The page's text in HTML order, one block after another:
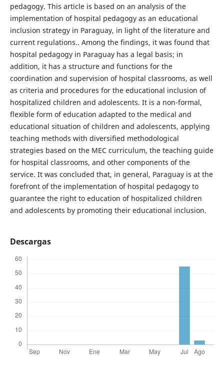
pedagogy. This article is based on an analysis of the
implementation of hospital pedagogy as an educational
inclusion strategy in Paraguay, in light of the literature and
current regulations.. Among the findings, it was found that
hospital pedagogy in Paraguay has a legal basis; in
addition, it has a structure and functions for the
coordination and supervision of hospital classrooms, as well
as criteria and procedures for the educational inclusion of
hospitalized children and adolescents. It is a non-formal,
flexible form of education adapted to the medical and
educational situation of children and adolescents, applying
teaching methods with diversified methodological
strategies based on the MEC curriculum, the teaching guide
for hospital classrooms, and other components of the
service. It was concluded that, in general, Paraguay is at the
forefront of the implementation of hospital pedagogy to
guarantee the right to education of hospitalized children
and adolescents by promoting their educational inclusion.
Descargas